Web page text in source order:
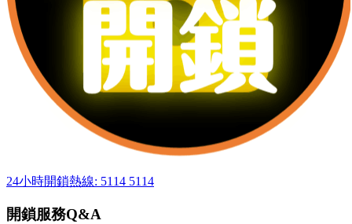
24小時開鎖熱線: 5114 5114
開鎖服務Q&A